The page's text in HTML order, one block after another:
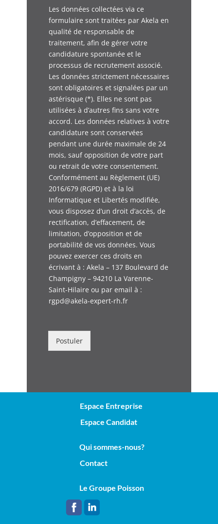
u
n
i
t
é
p
r
o
Les données collectées via ce
formulaire sont traitées par Akela en
qualité de responsable de
traitement, afin de gérer votre
candidature spontanée et le
processus de recrutement associé.
Les données strictement nécessaires
sont obligatoires et signalées par un
astérisque (*). Elles ne sont pas
utilisées à d’autres fins sans votre
accord. Les données relatives à votre
candidature sont conservées
pendant une durée maximale de 24
mois, sauf opposition de votre part
ou retrait de votre consentement.
Conformément au Règlement (UE)
2016/679 (RGPD) et à la loi
Informatique et Libertés modifiée,
vous disposez d’un droit d’accès, de
rectification, d’effacement, de
limitation, d’opposition et de
portabilité de vos données. Vous
pouvez exercer ces droits en
écrivant à : Akela – 137 Boulevard de
Champigny – 94210 La Varenne-
Saint-Hilaire ou par email à :
rgpd@akela-expert-rh.fr
Postuler
Espace Entreprise
Espace Candidat
Qui sommes-nous?
Contact
Le Groupe Poisson